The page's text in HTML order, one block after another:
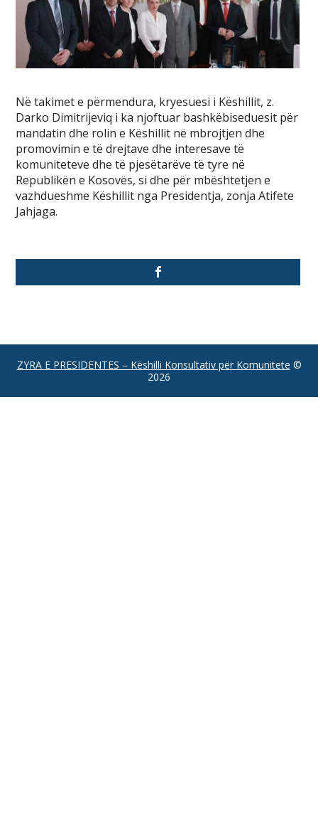
Në takimet e përmendura, kryesuesi i Këshillit, z.
Darko Dimitrijeviq i ka njoftuar bashkëbiseduesit për
mandatin dhe rolin e Këshillit në mbrojtjen dhe
promovimin e të drejtave dhe interesave të
komuniteteve dhe të pjesëtarëve të tyre në
Republikën e Kosovës, si dhe për mbështetjen e
vazhdueshme Këshillit nga Presidentja, zonja Atifete
Jahjaga.
ZYRA E PRESIDENTES – Këshilli Konsultativ për Komunitete ©
2026